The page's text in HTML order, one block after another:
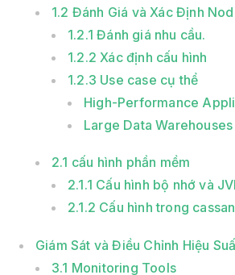
1.2 Đánh Giá và Xác Định
1.2.1 Đánh giá nhu cầu.
1.2.2 Xác định cấu hình
1.2.3 Use case cụ thể
High-Performance
Large Data Warehouses
2.1 cấu hình phần mềm
2.1.1 Cấu hình bộ nhớ và
2.1.2 Cấu hình trong
Giám Sát và Điều Chỉnh Hiệu
3.1 Monitoring Tools